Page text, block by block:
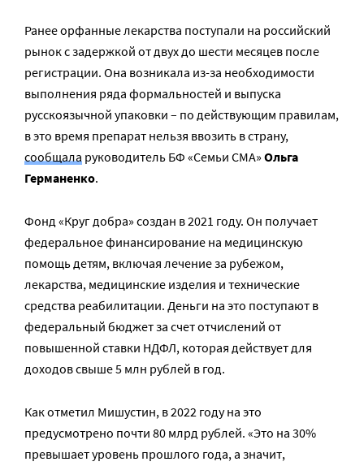
Ранее орфанные лекарства поступали на российский
рынок с задержкой от двух до шести месяцев после
регистрации. Она возникала из-за необходимости
выполнения ряда формальностей и выпуска
русскоязычной упаковки – по действующим правилам,
в это время препарат нельзя ввозить в страну,
сообщала руководитель БФ «Семьи СМА» Ольга
Германенко.
Фонд «Круг добра» создан в 2021 году. Он получает
федеральное финансирование на медицинскую
помощь детям, включая лечение за рубежом,
лекарства, медицинские изделия и технические
средства реабилитации. Деньги на это поступают в
федеральный бюджет за счет отчислений от
повышенной ставки НДФЛ, которая действует для
доходов свыше 5 млн рублей в год.
Как отметил Мишустин, в 2022 году на это
предусмотрено почти 80 млрд рублей. «Это на 30%
превышает уровень прошлого года, а значит,